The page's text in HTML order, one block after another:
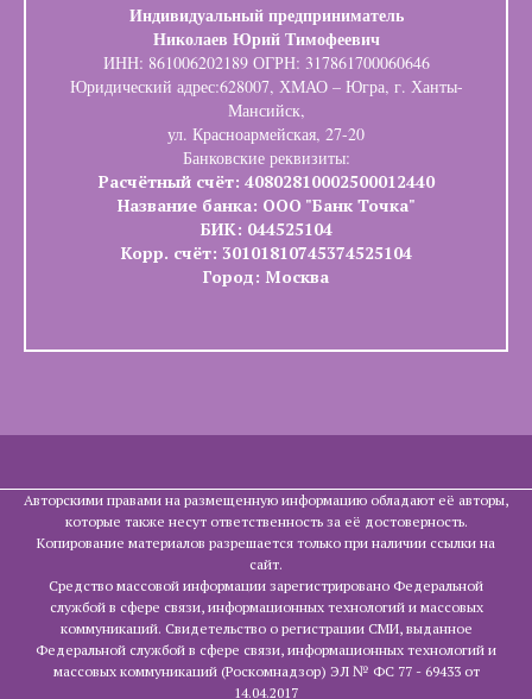
Индивидуальный предприниматель
Николаев Юрий Тимофеевич
ИНН: 861006202189 ОГРН: 317861700060646
Юридический адрес:628007, ХМАО – Югра, г. Ханты-
Мансийск,
ул. Красноармейская, 27-20
Банковские реквизиты:
Расчётный счёт: 40802810002500012440
Название банка: ООО "Банк Точка"
БИК: 044525104
Корр. счёт: 30101810745374525104
Город: Москва
Авторскими правами на размещенную информацию обладают её авторы,
которые также несут ответственность за её достоверность.
Копирование материалов разрешается только при наличии ссылки на
сайт.
Средство массовой информации зарегистрировано Федеральной
службой в сфере связи, информационных технологий и массовых
коммуникаций. Свидетельство о регистрации СМИ, выданное
Федеральной службой в сфере связи, информационных технологий и
массовых коммуникаций (Роскомнадзор) ЭЛ № ФС 77 - 69433 от
14.04.2017